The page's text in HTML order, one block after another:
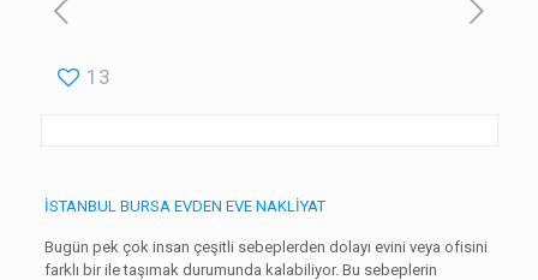
13
İSTANBUL BURSA EVDEN EVE NAKLİYAT
Bugün pek çok insan çeşitli sebeplerden dolayı evini veya ofisini
farklı bir ile taşımak durumunda kalabiliyor. Bu sebeplerin